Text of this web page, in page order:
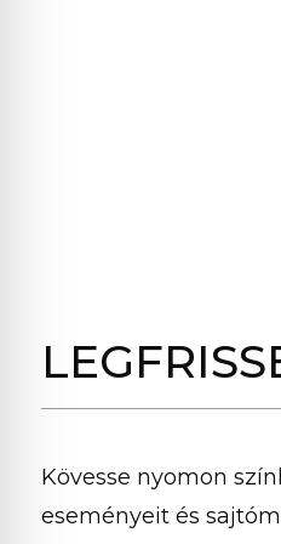
Kövesse nyomon
eseményeit és